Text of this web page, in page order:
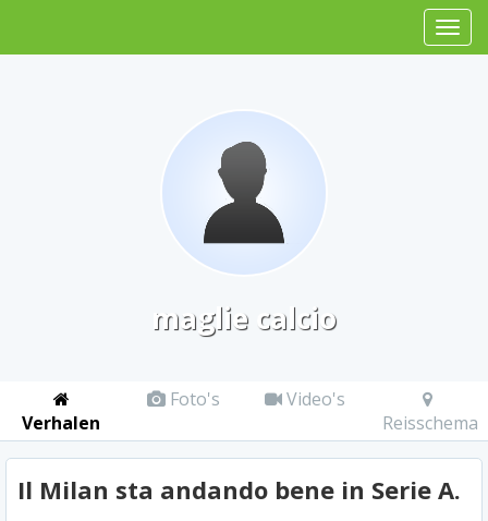
maglie calcio
Verhalen
Foto's
Video's
Reisschema
Il Milan sta andando bene in Serie A.